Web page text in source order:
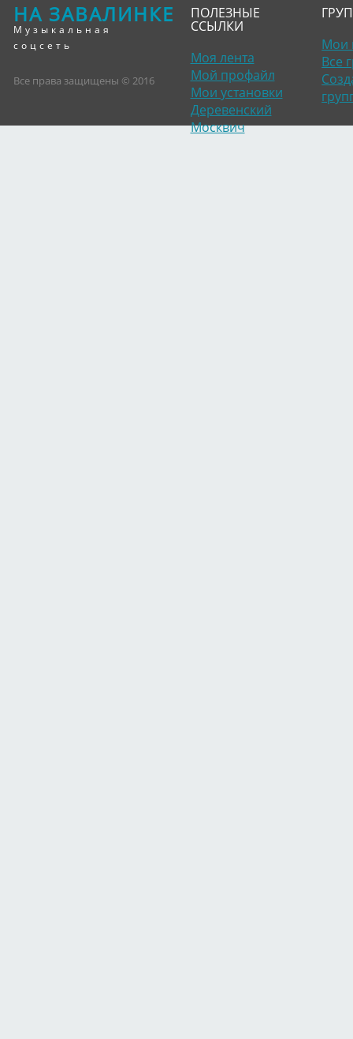
НА ЗАВАЛИНКЕ
Музыкальная
соцсеть
Все права защищены © 2016
ПОЛЕЗНЫЕ
ССЫЛКИ
Моя лента
Мой профайл
Мои установки
Деревенский
Москвич
Мои
Все